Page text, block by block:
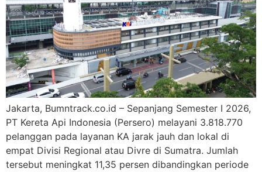
Jakarta, Bumntrack.co.id – Sepanjang Semester I 2026,
PT Kereta Api Indonesia (Persero) melayani 3.818.770
pelanggan pada layanan KA jarak jauh dan lokal di
empat Divisi Regional atau Divre di Sumatra. Jumlah
tersebut meningkat 11,35 persen dibandingkan periode